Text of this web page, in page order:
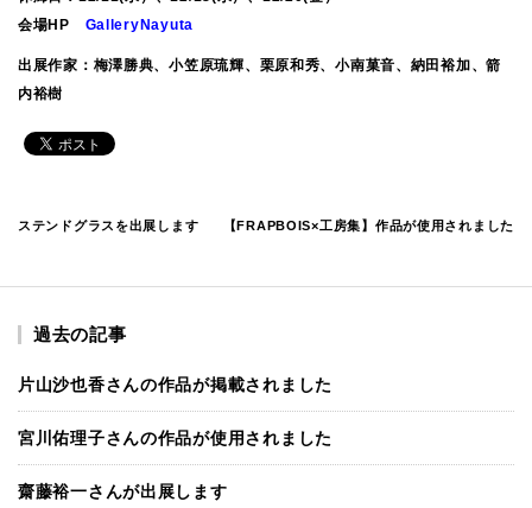
会場HP GalleryNayuta
出展作家：梅澤勝典、小笠原琉輝、栗原和秀、小南菓音、納田裕加、箭
内裕樹
ステンドグラスを出展します 【FRAPBOIS×工房集】作品が使用されました
過去の記事
片山沙也香さんの作品が掲載されました
宮川佑理子さんの作品が使用されました
齋藤裕一さんが出展します